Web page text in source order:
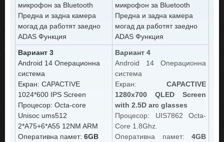
микрофон за Bluetooth
Предна и задна камера
могад да работят заедно
ADAS Функция
микрофон за Bluetooth
Предна и задна камера
могад да работят заедно
ADAS Функция
Вариант 3
Android 14 Операционна
система
Екран: CAPACTIVE
1024*600 IPS Screen
Процесор: Octa-core
Unisoc ums512
2*A75+6*A55 12NM ARM
Оперативна памет: 6GB
Вариант 4
Android 14 Операционна
система
Екран: CAPACTIVE
1280x700 QLED Screen
with 2.5D arc glasses
Процесор: UIS7862 Octa-
Core 1.8Ghz.
Оперативна памет: 4GB